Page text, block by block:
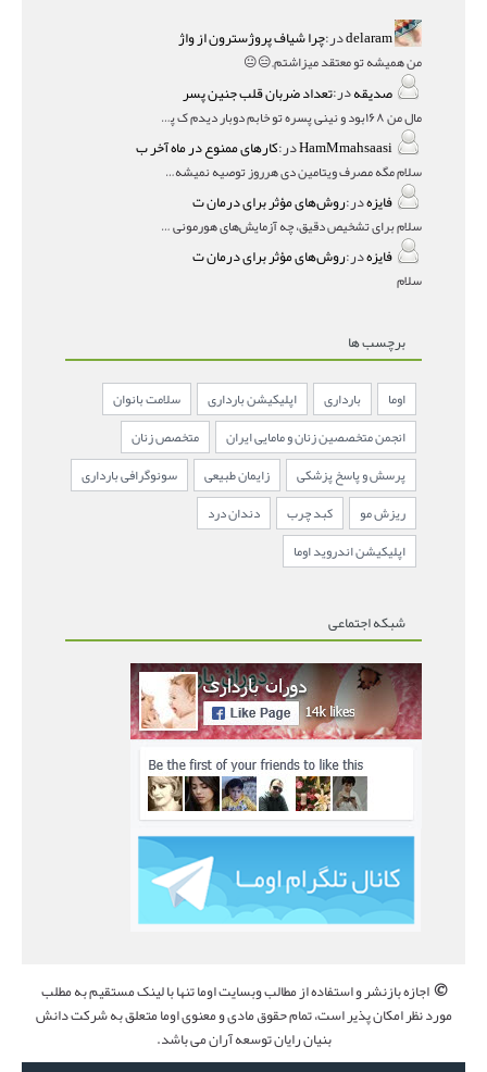
delaramدر:چرا شیاف پروژسترون از واژ
من همیشه تو معتقد میزاشتم,,😑😐
صدیقهدر:تعداد ضربان قلب جنین پسر
مال من ۱۶۸بود و نینی پسره تو خابم دوبار دیدم ک پسره
HamMmahsaasiدر:کارهای ممنوع در ماه آخر ب
سلام مگه مصرف ویتامین دی هرروز توصیه نمیشه؟درمقاله میگه
فایزهدر:روش‌های مؤثر برای درمان ت
سلام برای تشخیص دقیق، چه آزمایش‌های هورمونی و چه سونوگر
فایزهدر:روش‌های مؤثر برای درمان ت
سلام
برچسب ها
اوما بارداری اپلیکیشن بارداری
سلامت بانوان
انجمن متخصصین زنان و مامایی ایران
متخصص زنان
پرسش و پاسخ پزشکی
زایمان طبیعی
سونوگرافی بارداری
ریزش مو
کبد چرب
دندان درد
اپلیکیشن اندروید اوما
شبکه اجتماعی
©اجازه بازنشر و استفاده از مطالب وبسایت اوما تنها با لینک مستقیم به مطلب
مورد نظر امکان پذیر است، تمام حقوق مادی و معنوی اوما متعلق به شرکت دانش
بنیان رایان توسعه آران می باشد.